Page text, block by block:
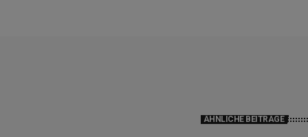
ÄHNLICHE BEITRÄGE